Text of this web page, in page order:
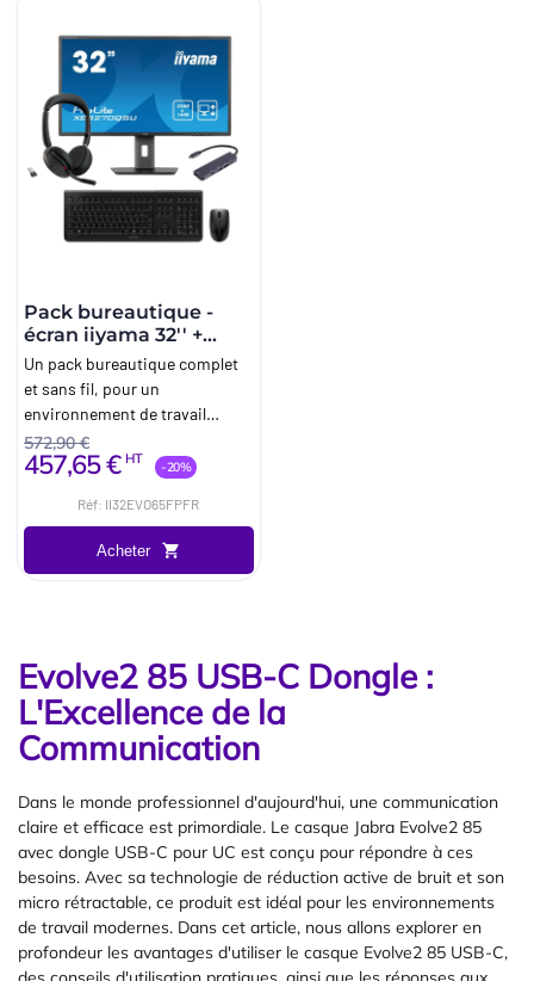
Pack bureautique -
écran iiyama 32'' +
casque Bluetooth
Jabra + accessoires
Un pack bureautique complet
et sans fil, pour un
environnement de travail
moderne et performant.
572,90 €
457,65 € HT -20%
Réf: II32EVO65FPFR
Acheter
Evolve2 85 USB-C Dongle :
L'Excellence de la
Communication
Dans le monde professionnel d'aujourd'hui, une communication
claire et efficace est primordiale. Le casque Jabra Evolve2 85
avec dongle USB-C pour UC est conçu pour répondre à ces
besoins. Avec sa technologie de réduction active de bruit et son
micro rétractable, ce produit est idéal pour les environnements
de travail modernes. Dans cet article, nous allons explorer en
profondeur les avantages d'utiliser le casque Evolve2 85 USB-C,